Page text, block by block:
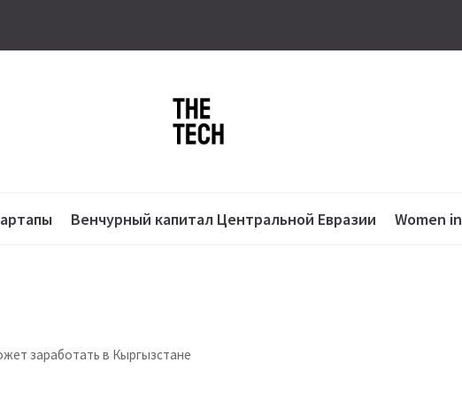
Венчурный капитал Центральной Евразии Women
заработать в Кыргызстане